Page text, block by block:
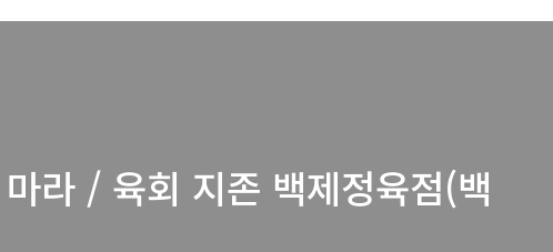
라 / 육회 지존 백제정육점(백